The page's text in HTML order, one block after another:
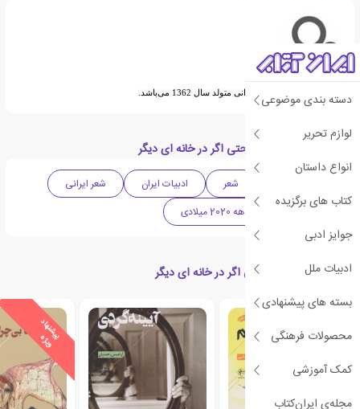
دسته بندی موضوعی
لوازم تحریر
انواع داستان
کتاب های برگزیده
جوایز ادبی
ادبیات ملل
بسته های پیشنهادی
محصولات فرهنگی
کمک آموزشی
مجله‌ی ایران‌کتاب
معصومه مرشدی شاعر ایرانی متولد سال 1362 می‌باشد.
دسته بندی های کتاب حتی اگر در خانه ای دیگر
شعر ادبیات ایران
شعر ایرانی
شعر معاصر
دهه 2020 میلادی
کتاب های مرتبط با حتی اگر در خانه ای دیگر
پ
ی
ش
ن
ه
ا
د
و
ی
ژ
ه پ
ی
ش
ن
ه
ا
د
و
ی
ژ
ه